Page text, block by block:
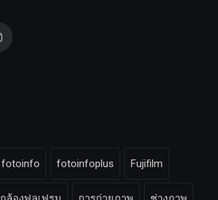
fotoinfo fotoinfoplus Fujifilm